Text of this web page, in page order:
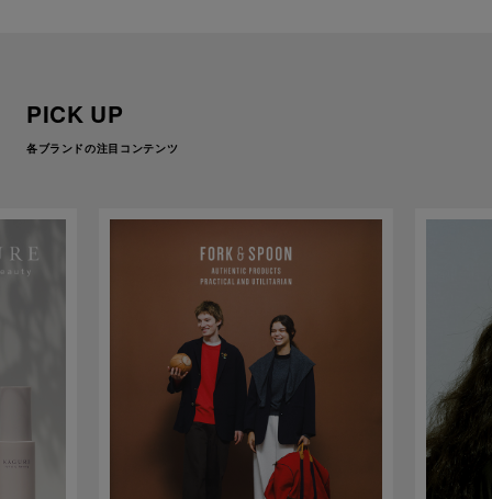
PICK UP
各ブランドの注目コンテンツ